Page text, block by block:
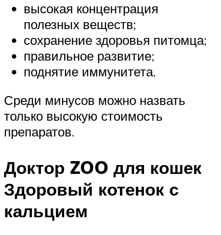
высокая концентрация
полезных веществ;
сохранение здоровья питомца;
правильное развитие;
поднятие иммунитета.
Среди минусов можно назвать
только высокую стоимость
препаратов.
Доктор ZOO для кошек
Здоровый котенок с
кальцием